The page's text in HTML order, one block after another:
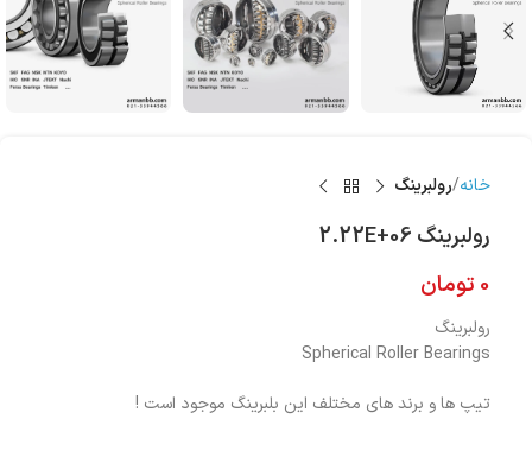
خانه رولبرینگ
رولبرینگ 2.22E+06
0 تومان
رولبرینگ
Spherical Roller Bearings
تیپ ها و برند های مختلف این بلبرینگ موجود است !